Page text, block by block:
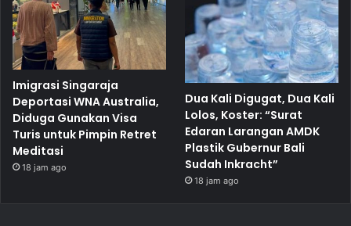
Imigrasi Singaraja
Deportasi WNA Australia,
Diduga Gunakan Visa
Turis untuk Pimpin Retret
Meditasi
18 jam ago
Dua Kali Digugat, Dua Kali
Lolos, Koster: “Surat
Edaran Larangan AMDK
Plastik Gubernur Bali
Sudah Inkracht”
18 jam ago